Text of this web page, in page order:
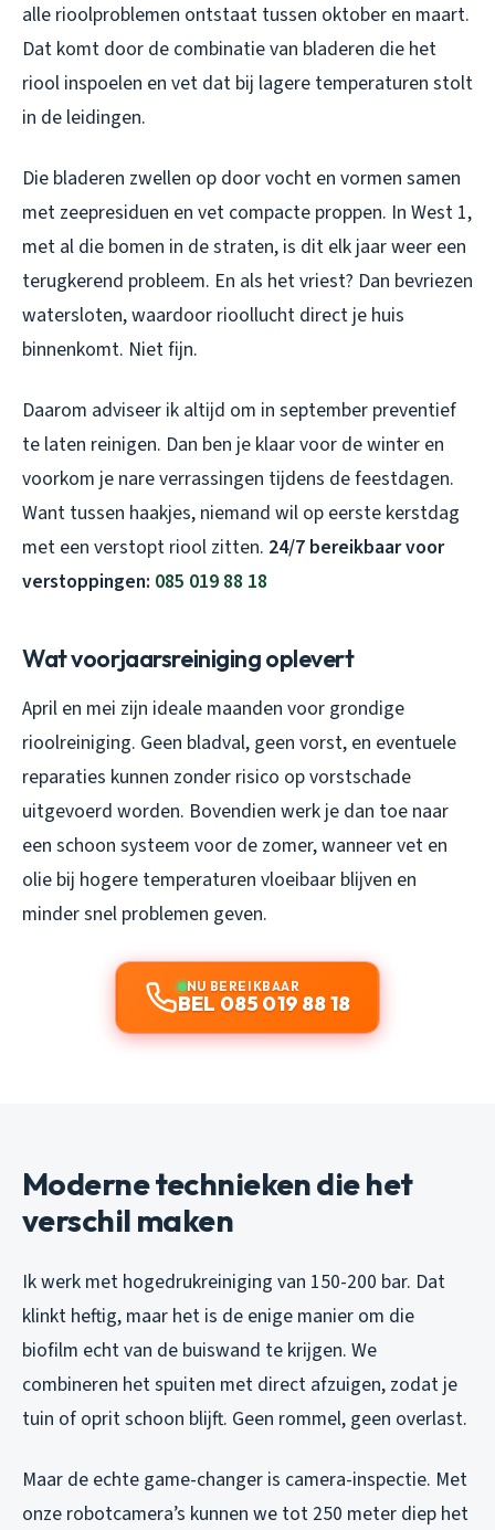
alle rioolproblemen ontstaat tussen oktober en maart.
Dat komt door de combinatie van bladeren die het
riool inspoelen en vet dat bij lagere temperaturen stolt
in de leidingen.
Die bladeren zwellen op door vocht en vormen samen
met zeepresiduen en vet compacte proppen. In West 1,
met al die bomen in de straten, is dit elk jaar weer een
terugkerend probleem. En als het vriest? Dan bevriezen
watersloten, waardoor rioollucht direct je huis
binnenkomt. Niet fijn.
Daarom adviseer ik altijd om in september preventief
te laten reinigen. Dan ben je klaar voor de winter en
voorkom je nare verrassingen tijdens de feestdagen.
Want tussen haakjes, niemand wil op eerste kerstdag
met een verstopt riool zitten. 24/7 bereikbaar voor
verstoppingen: 085 019 88 18
Wat voorjaarsreiniging oplevert
April en mei zijn ideale maanden voor grondige
rioolreiniging. Geen bladval, geen vorst, en eventuele
reparaties kunnen zonder risico op vorstschade
uitgevoerd worden. Bovendien werk je dan toe naar
een schoon systeem voor de zomer, wanneer vet en
olie bij hogere temperaturen vloeibaar blijven en
minder snel problemen geven.
NU BEREIKBAAR
BEL 085 019 88 18
Moderne technieken die het
verschil maken
Ik werk met hogedrukreiniging van 150-200 bar. Dat
klinkt heftig, maar het is de enige manier om die
biofilm echt van de buiswand te krijgen. We
combineren het spuiten met direct afzuigen, zodat je
tuin of oprit schoon blijft. Geen rommel, geen overlast.
Maar de echte game-changer is camera-inspectie. Met
onze robotcamera’s kunnen we tot 250 meter diep het